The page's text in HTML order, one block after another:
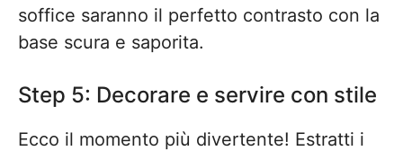
soffice saranno il perfetto contrasto con la
base scura e saporita.
Step 5: Decorare e servire con stile
Ecco il momento più divertente! Estratti i